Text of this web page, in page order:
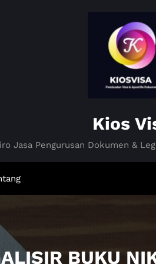
Kios
Jasa Pengurusan Dokumen &
BUKU